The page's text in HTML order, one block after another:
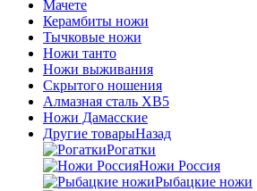
Мачете
Керамбиты ножи
Тычковые ножи
Ножи танто
Ножи выживания
Скрытого ношения
Алмазная сталь ХВ5
Ножи Дамасские
Другие товарыНазад
Рогатки
Ножи Россия
Рыбацкие ножи